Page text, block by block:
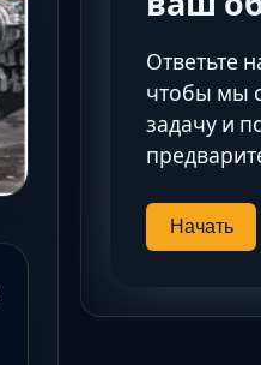
Ответьте
чтобы мы
задачу и
Начать